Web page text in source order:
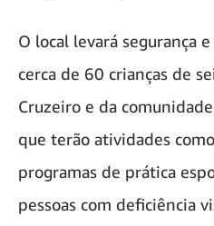
O local levará segurança
cerca de 60 crianças de
Cruzeiro e da
que terão atividades
programas de prática
pessoas com deficiência